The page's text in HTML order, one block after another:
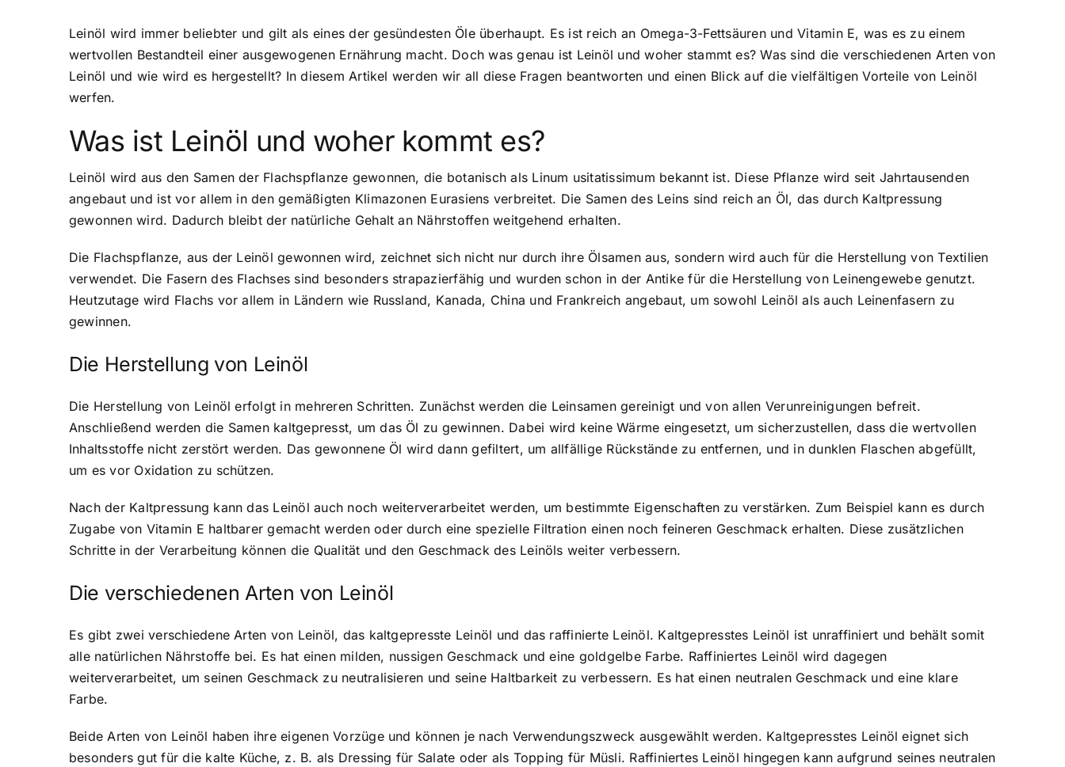
Leinöl wird immer beliebter und gilt als eines der gesündesten Öle überhaupt. Es ist reich an Omega-3-Fettsäuren und Vitamin E, was es zu einem
wertvollen Bestandteil einer ausgewogenen Ernährung macht. Doch was genau ist Leinöl und woher stammt es? Was sind die verschiedenen Arten von
Leinöl und wie wird es hergestellt? In diesem Artikel werden wir all diese Fragen beantworten und einen Blick auf die vielfältigen Vorteile von Leinöl
werfen.
Was ist Leinöl und woher kommt es?
Leinöl wird aus den Samen der Flachspflanze gewonnen, die botanisch als Linum usitatissimum bekannt ist. Diese Pflanze wird seit Jahrtausenden
angebaut und ist vor allem in den gemäßigten Klimazonen Eurasiens verbreitet. Die Samen des Leins sind reich an Öl, das durch Kaltpressung
gewonnen wird. Dadurch bleibt der natürliche Gehalt an Nährstoffen weitgehend erhalten.
Die Flachspflanze, aus der Leinöl gewonnen wird, zeichnet sich nicht nur durch ihre Ölsamen aus, sondern wird auch für die Herstellung von Textilien
verwendet. Die Fasern des Flachses sind besonders strapazierfähig und wurden schon in der Antike für die Herstellung von Leinengewebe genutzt.
Heutzutage wird Flachs vor allem in Ländern wie Russland, Kanada, China und Frankreich angebaut, um sowohl Leinöl als auch Leinenfasern zu
gewinnen.
Die Herstellung von Leinöl
Die Herstellung von Leinöl erfolgt in mehreren Schritten. Zunächst werden die Leinsamen gereinigt und von allen Verunreinigungen befreit.
Anschließend werden die Samen kaltgepresst, um das Öl zu gewinnen. Dabei wird keine Wärme eingesetzt, um sicherzustellen, dass die wertvollen
Inhaltsstoffe nicht zerstört werden. Das gewonnene Öl wird dann gefiltert, um allfällige Rückstände zu entfernen, und in dunklen Flaschen abgefüllt,
um es vor Oxidation zu schützen.
Nach der Kaltpressung kann das Leinöl auch noch weiterverarbeitet werden, um bestimmte Eigenschaften zu verstärken. Zum Beispiel kann es durch
Zugabe von Vitamin E haltbarer gemacht werden oder durch eine spezielle Filtration einen noch feineren Geschmack erhalten. Diese zusätzlichen
Schritte in der Verarbeitung können die Qualität und den Geschmack des Leinöls weiter verbessern.
Die verschiedenen Arten von Leinöl
Es gibt zwei verschiedene Arten von Leinöl, das kaltgepresste Leinöl und das raffinierte Leinöl. Kaltgepresstes Leinöl ist unraffiniert und behält somit
alle natürlichen Nährstoffe bei. Es hat einen milden, nussigen Geschmack und eine goldgelbe Farbe. Raffiniertes Leinöl wird dagegen
weiterverarbeitet, um seinen Geschmack zu neutralisieren und seine Haltbarkeit zu verbessern. Es hat einen neutralen Geschmack und eine klare
Farbe.
Beide Arten von Leinöl haben ihre eigenen Vorzüge und können je nach Verwendungszweck ausgewählt werden. Kaltgepresstes Leinöl eignet sich
besonders gut für die kalte Küche, z. B. als Dressing für Salate oder als Topping für Müsli. Raffiniertes Leinöl hingegen kann aufgrund seines neutralen